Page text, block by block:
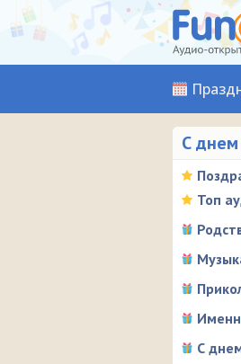
С
Топ
С